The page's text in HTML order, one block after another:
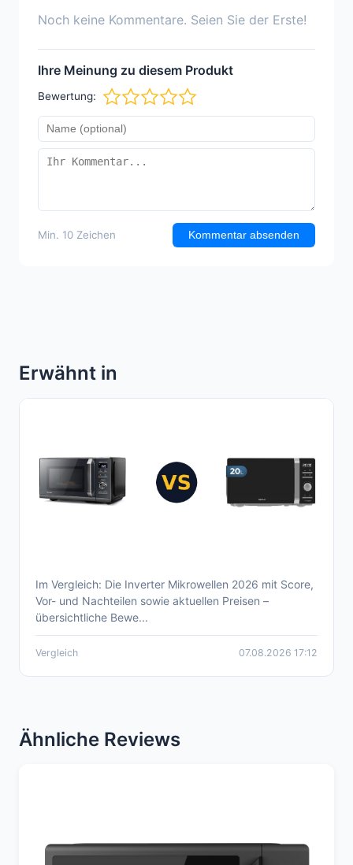
Noch keine Kommentare. Seien Sie der Erste!
Ihre Meinung zu diesem Produkt
Bewertung:
Min. 10 Zeichen Kommentar absenden
Erwähnt in
Aktueller Inverter Mikrowellen Vergleich
2026
Im Vergleich: Die Inverter Mikrowellen 2026 mit Score,
Vor- und Nachteilen sowie aktuellen Preisen –
übersichtliche Bewe...
Vergleich 07.08.2026 17:12
Ähnliche Reviews